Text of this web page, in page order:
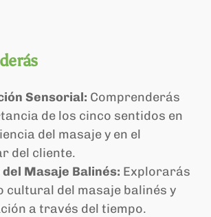
Sensorial: Comprenderás
de los cinco sentidos en
del masaje y en el
del cliente.
Masaje Balinés: Explorarás
cultural del masaje balinés y
a través del tiempo.